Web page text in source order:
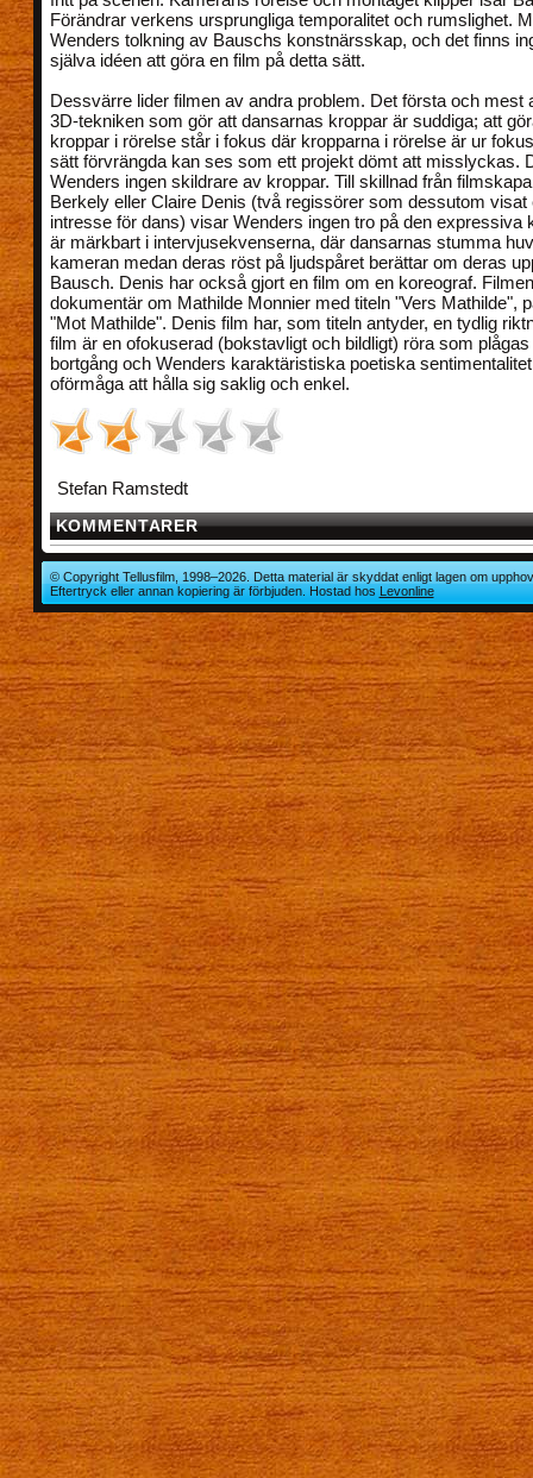
Förändrar verkens ursprungliga temporalitet och rumslighet.
Wenders tolkning av Bauschs konstnärsskap, och det finns
själva idéen att göra en film på detta sätt.
Dessvärre lider filmen av andra problem. Det första och mest
3D-tekniken som gör att dansarnas kroppar är suddiga; att
kroppar i rörelse står i fokus där kropparna i rörelse är ur
sätt förvrängda kan ses som ett projekt dömt att misslyckas.
Wenders ingen skildrare av kroppar. Till skillnad från
Berkely eller Claire Denis (två regissörer som dessutom visat
intresse för dans) visar Wenders ingen tro på den expressiva
är märkbart i intervjusekvenserna, där dansarnas stumma
kameran medan deras röst på ljudspåret berättar om deras
Bausch. Denis har också gjort en film om en koreograf.
dokumentär om Mathilde Monnier med titeln "Vers Mathilde",
"Mot Mathilde". Denis film har, som titeln antyder, en tydlig
film är en ofokuserad (bokstavligt och bildligt) röra som
bortgång och Wenders karaktäristiska poetiska
oförmåga att hålla sig saklig och enkel.
Stefan Ramstedt
KOMMENTARER
© Copyright Tellusfilm, 1998–2026. Detta material är skyddat enligt lagen om
Eftertryck eller annan kopiering är förbjuden. Hostad hosLevonline